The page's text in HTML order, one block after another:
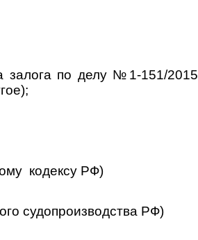
залога по делу №1-151/2015
кодексу РФ)
судопроизводства РФ)